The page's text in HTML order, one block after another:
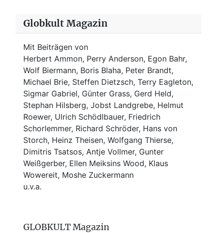
Globkult Magazin
Mit Beiträgen von
Herbert Ammon, Perry Anderson, Egon Bahr,
Wolf Biermann, Boris Blaha, Peter Brandt,
Michael Brie, Steffen Dietzsch, Terry Eagleton,
Sigmar Gabriel, Günter Grass, Gerd Held,
Stephan Hilsberg, Jobst Landgrebe, Helmut
Roewer, Ulrich Schödlbauer, Friedrich
Schorlemmer, Richard Schröder, Hans von
Storch, Heinz Theisen, Wolfgang Thierse,
Dimitris Tsatsos, Antje Vollmer, Gunter
Weißgerber, Ellen Meiksins Wood, Klaus
Wowereit, Moshe Zuckermann
u.v.a.
GLOBKULT Magazin